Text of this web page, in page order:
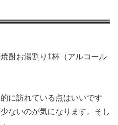
焼酎お湯割り1杯（アルコール
に訪れている点はいいです
ないのが気になります。そし